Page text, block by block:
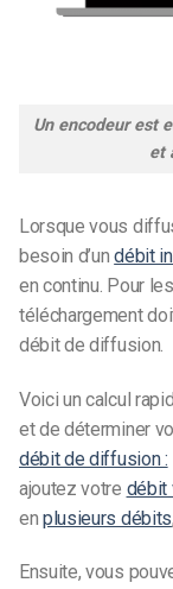
Un encodeur est
et
Lorsque vous
besoin d’undébit
en continu. Pour
téléchargement
débit de diffusion.
Voici un calcul
et de déterminer
débit de diffusion :
ajoutez votre débit
enplusieurs débits
Ensuite, vous